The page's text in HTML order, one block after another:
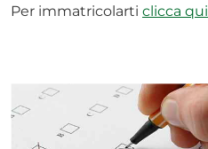
Per immatricolarti clicca qui